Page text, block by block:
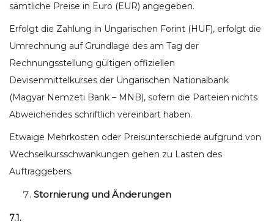
sämtliche Preise in Euro (EUR) angegeben.
Erfolgt die Zahlung in Ungarischen Forint (HUF), erfolgt die
Umrechnung auf Grundlage des am Tag der
Rechnungsstellung gültigen offiziellen
Devisenmittelkurses der Ungarischen Nationalbank
(Magyar Nemzeti Bank – MNB), sofern die Parteien nichts
Abweichendes schriftlich vereinbart haben.
Etwaige Mehrkosten oder Preisunterschiede aufgrund von
Wechselkursschwankungen gehen zu Lasten des
Auftraggebers.
Stornierung und Änderungen
7.1.